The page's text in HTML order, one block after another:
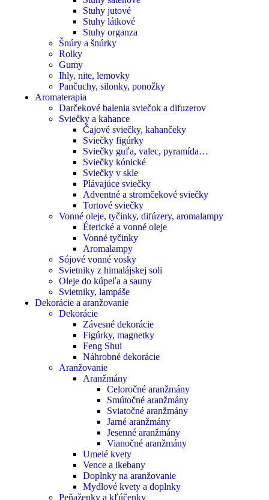
Stuhy jutové
Stuhy látkové
Stuhy organza
Šnúry a šnúrky
Rolky
Gumy
Ihly, nite, lemovky
Pančuchy, silonky, ponožky
Aromaterapia
Darčekové balenia sviečok a difuzerov
Sviečky a kahance
Čajové sviečky, kahančeky
Sviečky figúrky
Sviečky guľa, valec, pyramída…
Sviečky kónické
Sviečky v skle
Plávajúce sviečky
Adventné a stromčekové sviečky
Tortové sviečky
Vonné oleje, tyčinky, difúzery, aromalampy
Éterické a vonné oleje
Vonné tyčinky
Aromalampy
Sójové vonné vosky
Svietniky z himalájskej soli
Oleje do kúpeľa a sauny
Svietniky, lampáše
Dekorácie a aranžovanie
Dekorácie
Závesné dekorácie
Figúrky, magnetky
Feng Shui
Náhrobné dekorácie
Aranžovanie
Aranžmány
Celoročné aranžmány
Smútočné aranžmány
Sviatočné aranžmány
Jarné aranžmány
Jesenné aranžmány
Vianočné aranžmány
Umelé kvety
Vence a ikebany
Doplnky na aranžovanie
Mydlové kvety a doplnky
Peňaženky a kľúčenky